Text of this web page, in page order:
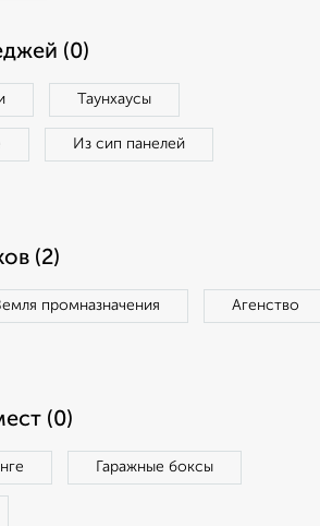
(0)
Таунхаусы
Из сип панелей
(2)
промназначения Агенство
(0)
Гаражные боксы